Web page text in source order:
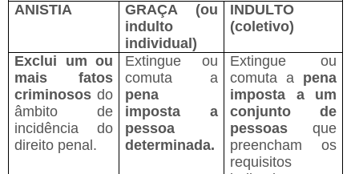
ANISTIA
GRAÇA (ou
indulto
individual)
INDULTO
(coletivo)
Exclui um ou
mais fatos
criminosos do
âmbito de
incidência do
direito penal.
Extingue ou
comuta a
pena
imposta a
pessoa
determinada.
Extingue ou
comuta a pena
imposta a um
conjunto de
pessoas que
preencham os
requisitos